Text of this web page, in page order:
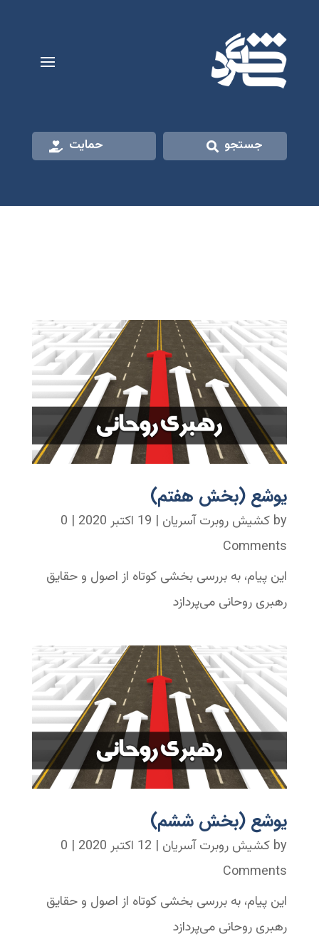
جستجو حمایت
یوشع (بخش هفتم)
by کشیش روبرت آسریان | 19 اکتبر 2020
| 0
Comments
این پیام، به بررسی بخشی کوتاه از اصول و حقایق
رهبری روحانی می‌پردازد
یوشع (بخش ششم)
by کشیش روبرت آسریان | 12 اکتبر 2020
| 0
Comments
این پیام، به بررسی بخشی کوتاه از اصول و حقایق
رهبری روحانی می‌پردازد